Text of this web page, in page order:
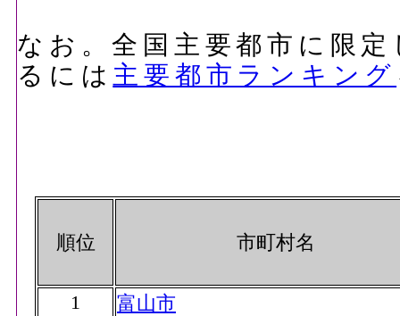
なお。全国主要都市に限
るには 主要都市ランキング
順位 市町村名
1
富山市